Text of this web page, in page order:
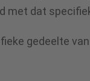
met dat
gedeelte